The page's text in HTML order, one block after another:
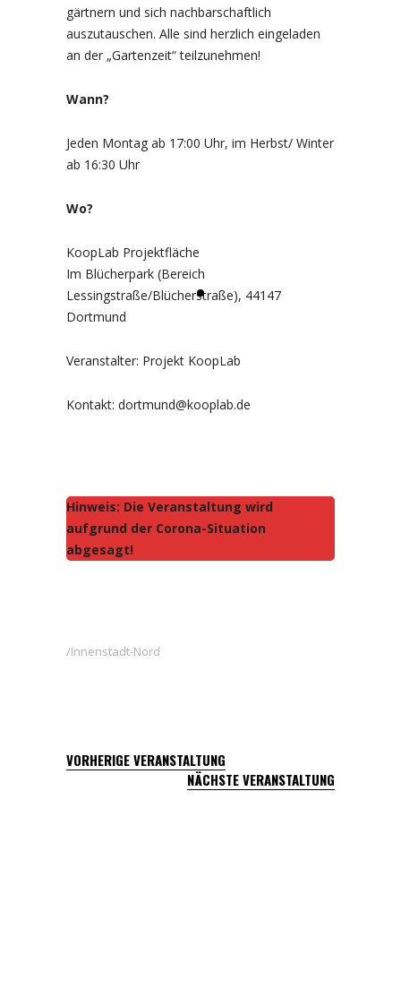
gärtnern und sich nachbarschaftlich
auszutauschen. Alle sind herzlich eingeladen
an der „Gartenzeit“ teilzunehmen!
Wann?
Jeden Montag ab 17:00 Uhr, im Herbst/ Winter
ab 16:30 Uhr
Wo?
KoopLab Projektfläche
Im Blücherpark (Bereich
Lessingstraße/Blücherstraße), 44147
Dortmund
Veranstalter: Projekt KoopLab
Kontakt: dortmund@kooplab.de
Hinweis: Die Veranstaltung wird
aufgrund der Corona-Situation
abgesagt!
Innenstadt-Nord
VORHERIGE VERANSTALTUNG
NÄCHSTE VERANSTALTUNG